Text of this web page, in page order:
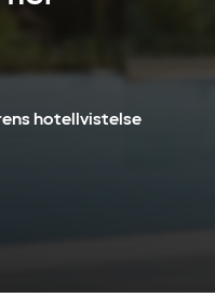
hotellvistelse